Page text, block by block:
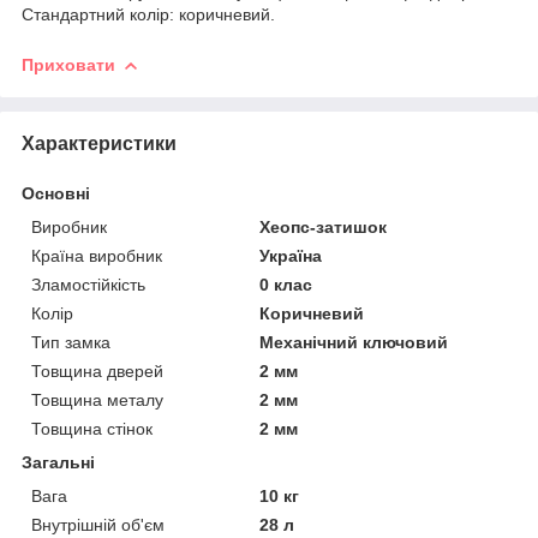
Стандартний колір: коричневий.
Приховати
Характеристики
Основні
Виробник
Хеопс-затишок
Країна виробник
Україна
Зламостійкість
0 клас
Колір
Коричневий
Тип замка
Механічний ключовий
Товщина дверей
2 мм
Товщина металу
2 мм
Товщина стінок
2 мм
Загальні
Вага
10 кг
Внутрішній об'єм
28 л